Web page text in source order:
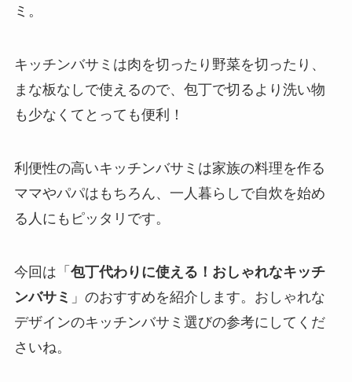
ミ。
キッチンバサミは肉を切ったり野菜を切ったり、
まな板なしで使えるので、包丁で切るより洗い物
も少なくてとっても便利！
利便性の高いキッチンバサミは家族の料理を作る
ママやパパはもちろん、一人暮らしで自炊を始め
る人にもピッタリです。
今回は「 包丁代わりに使える！おしゃれなキッチ
ンバサミ 」のおすすめを紹介します。おしゃれな
デザインのキッチンバサミ選びの参考にしてくだ
さいね。